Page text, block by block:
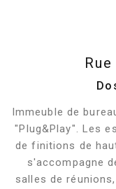
Immeuble de
"Plug&Play". Les
de finitions de
s'accompagne
salles de